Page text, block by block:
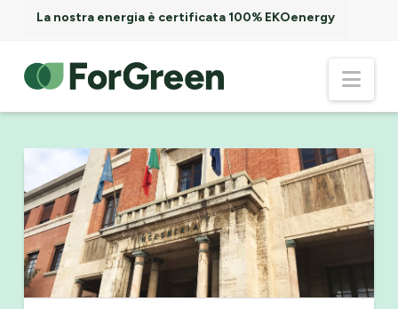
La nostra energia è certificata 100% EKOenergy
ForGreen
Spa
Società
Benefit